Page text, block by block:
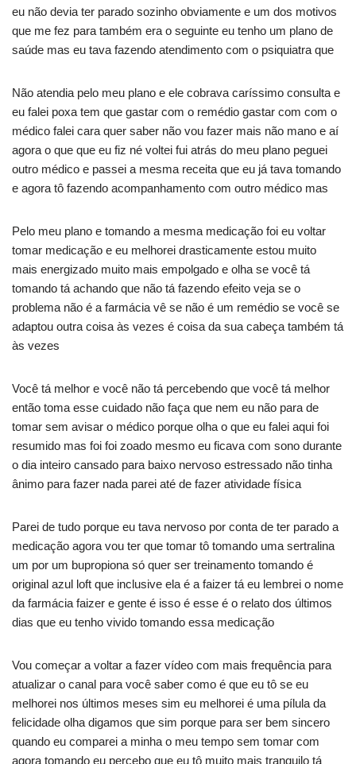
eu não devia ter parado sozinho obviamente e um dos motivos
que me fez para também era o seguinte eu tenho um plano de
saúde mas eu tava fazendo atendimento com o psiquiatra que
Não atendia pelo meu plano e ele cobrava caríssimo consulta e
eu falei poxa tem que gastar com o remédio gastar com com o
médico falei cara quer saber não vou fazer mais não mano e aí
agora o que que eu fiz né voltei fui atrás do meu plano peguei
outro médico e passei a mesma receita que eu já tava tomando
e agora tô fazendo acompanhamento com outro médico mas
Pelo meu plano e tomando a mesma medicação foi eu voltar
tomar medicação e eu melhorei drasticamente estou muito
mais energizado muito mais empolgado e olha se você tá
tomando tá achando que não tá fazendo efeito veja se o
problema não é a farmácia vê se não é um remédio se você se
adaptou outra coisa às vezes é coisa da sua cabeça também tá
às vezes
Você tá melhor e você não tá percebendo que você tá melhor
então toma esse cuidado não faça que nem eu não para de
tomar sem avisar o médico porque olha o que eu falei aqui foi
resumido mas foi foi zoado mesmo eu ficava com sono durante
o dia inteiro cansado para baixo nervoso estressado não tinha
ânimo para fazer nada parei até de fazer atividade física
Parei de tudo porque eu tava nervoso por conta de ter parado a
medicação agora vou ter que tomar tô tomando uma sertralina
um por um bupropiona só quer ser treinamento tomando é
original azul loft que inclusive ela é a faizer tá eu lembrei o nome
da farmácia faizer e gente é isso é esse é o relato dos últimos
dias que eu tenho vivido tomando essa medicação
Vou começar a voltar a fazer vídeo com mais frequência para
atualizar o canal para você saber como é que eu tô se eu
melhorei nos últimos meses sim eu melhorei é uma pílula da
felicidade olha digamos que sim porque para ser bem sincero
quando eu comparei a minha o meu tempo sem tomar com
agora tomando eu percebo que eu tô muito mais tranquilo tá